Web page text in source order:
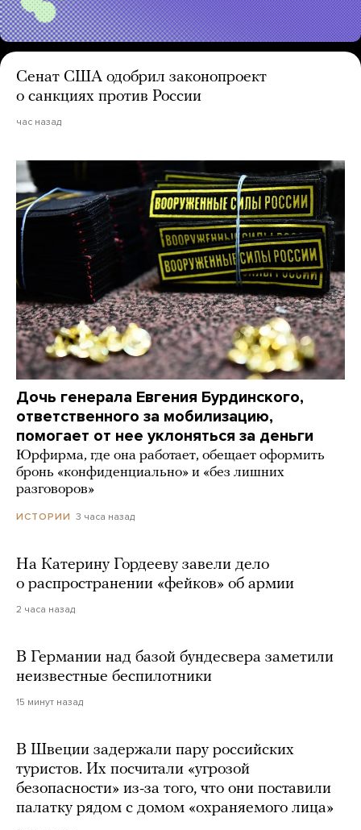
Сенат США одобрил законопроект
о санкциях против России
час назад
Дочь генерала Евгения Бурдинского,
ответственного за мобилизацию,
помогает от нее уклоняться за деньги
Юрфирма, где она работает, обещает оформить
бронь «конфиденциально» и «без лишних
разговоров»
ИСТОРИИ 3 часа назад
На Катерину Гордееву завели дело
о распространении «фейков» об армии
2 часа назад
В Германии над базой бундесвера заметили
неизвестные беспилотники
15 минут назад
В Швеции задержали пару российских
туристов. Их посчитали «угрозой
безопасности» из-за того, что они поставили
палатку рядом с домом «охраняемого лица»